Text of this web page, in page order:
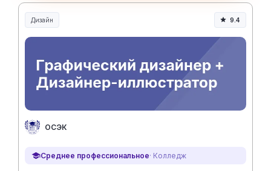
Дизайн 9.4
ОСЭК
Среднее профессиональное· Колледж